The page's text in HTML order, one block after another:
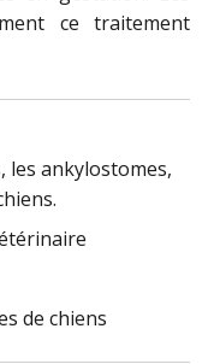
ce traitement
les ankylostomes,
de chiens